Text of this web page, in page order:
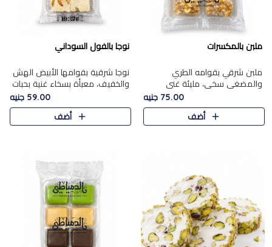
ملبن بالمكسرات
ملبن شرقي بقوامه الطري
والمضغي سخي، مليئة غني
بتشكيلة فاخرة من المكسرات
مشكلة المختارة التي تقدم تضيف
قرمشة مميزة مرضية ونكهة
75.00 جنيه
أضف
نوجا بالفول السوداني
نوجا شرقية بقوامها الأبيض الهش
والخفيف، معبأة بسخاء غنية بحبات
الفول السوداني المحمص التي
يقدم تضيف قرمشة مميزة مرضية
وتوازنًا رائعًا مع حلا..
59.00 جنيه
أضف